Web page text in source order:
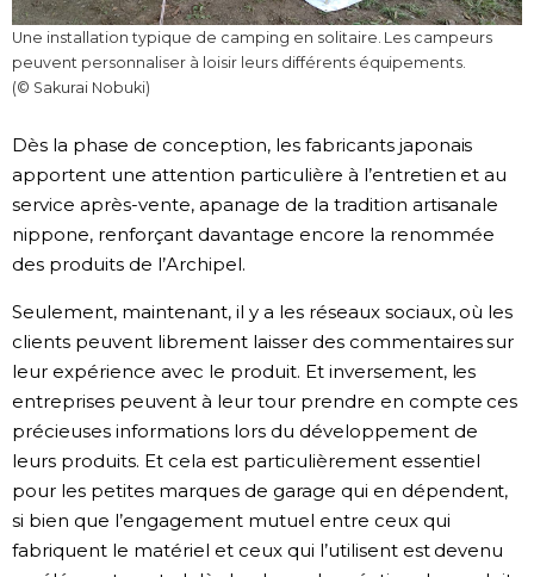
Une installation typique de camping en solitaire. Les campeurs
peuvent personnaliser à loisir leurs différents équipements.
(© Sakurai Nobuki)
Dès la phase de conception, les fabricants japonais
apportent une attention particulière à l’entretien et au
service après-vente, apanage de la tradition artisanale
nippone, renforçant davantage encore la renommée
des produits de l’Archipel.
Seulement, maintenant, il y a les réseaux sociaux, où les
clients peuvent librement laisser des commentaires sur
leur expérience avec le produit. Et inversement, les
entreprises peuvent à leur tour prendre en compte ces
précieuses informations lors du développement de
leurs produits. Et cela est particulièrement essentiel
pour les petites marques de garage qui en dépendent,
si bien que l’engagement mutuel entre ceux qui
fabriquent le matériel et ceux qui l’utilisent est devenu